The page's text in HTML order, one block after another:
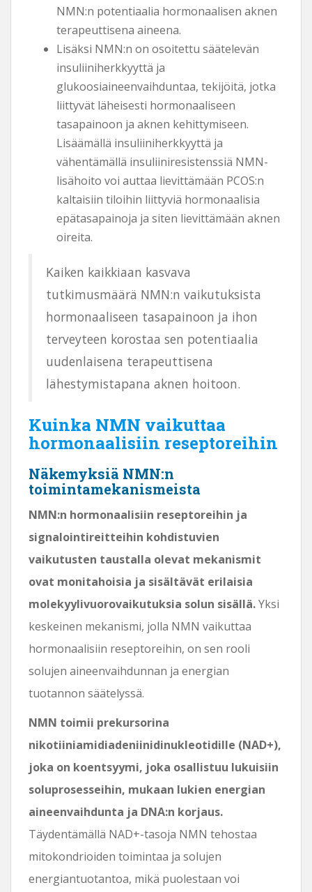
NMN:n potentiaalia hormonaalisen aknen
terapeuttisena aineena.
Lisäksi NMN:n on osoitettu säätelevän
insuliiniherkkyyttä ja
glukoosiaineenvaihduntaa, tekijöitä, jotka
liittyvät läheisesti hormonaaliseen
tasapainoon ja aknen kehittymiseen.
Lisäämällä insuliiniherkkyyttä ja
vähentämällä insuliiniresistenssiä NMN-
lisähoito voi auttaa lievittämään PCOS:n
kaltaisiin tiloihin liittyviä hormonaalisia
epätasapainoja ja siten lievittämään aknen
oireita.
Kaiken kaikkiaan kasvava
tutkimusmäärä NMN:n vaikutuksista
hormonaaliseen tasapainoon ja ihon
terveyteen korostaa sen potentiaalia
uudenlaisena terapeuttisena
lähestymistapana aknen hoitoon.
Kuinka NMN vaikuttaa
hormonaalisiin reseptoreihin
Näkemyksiä NMN:n
toimintamekanismeista
NMN:n hormonaalisiin reseptoreihin ja
signalointireitteihin kohdistuvien
vaikutusten taustalla olevat mekanismit
ovat monitahoisia ja sisältävät erilaisia ​​
molekyylivuorovaikutuksia solun sisällä.Yksi
keskeinen mekanismi, jolla NMN vaikuttaa
hormonaalisiin reseptoreihin, on sen rooli
solujen aineenvaihdunnan ja energian
tuotannon säätelyssä.
NMN toimii prekursorina
nikotiiniamidiadeniinidinukleotidille (NAD+),
joka on koentsyymi, joka osallistuu lukuisiin
soluprosesseihin, mukaan lukien energian
aineenvaihdunta ja DNA:n korjaus.
Täydentämällä NAD+-tasoja NMN tehostaa
mitokondrioiden toimintaa ja solujen
energiantuotantoa, mikä puolestaan ​​voi